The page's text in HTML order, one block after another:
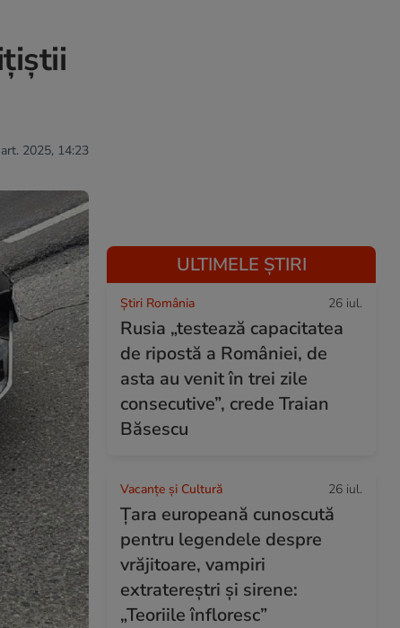
2025, 14:23
ULTIMELE ȘTIRI
Știri România 26 iul.
Rusia „testează capacitatea
de ripostă a României, de
asta au venit în trei zile
consecutive”, crede Traian
Băsescu
Vacanțe și Cultură 26 iul.
Țara europeană cunoscută
pentru legendele despre
vrăjitoare, vampiri
extratereștri și sirene:
„Teoriile înfloresc”